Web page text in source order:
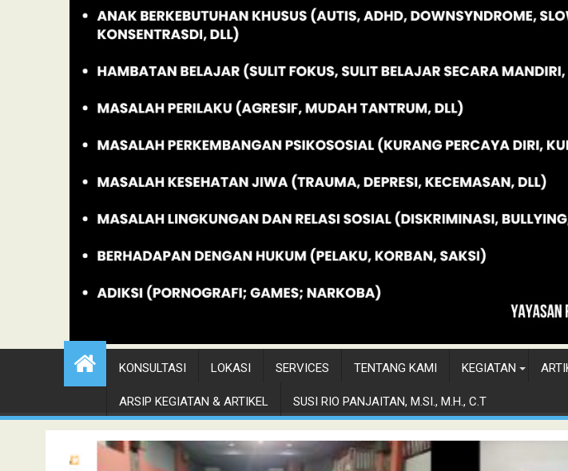
KONSULTASI LOKASI SERVICES TENTANG KAMI KEGIATAN
ARSIP KEGIATAN & ARTIKEL SUSI RIO PANJAITAN, M.SI., M.H., C.T